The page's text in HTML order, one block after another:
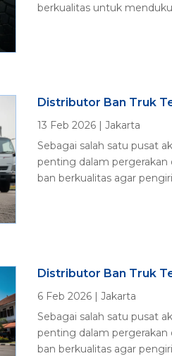
berkualitas untuk
Distributor Ban Truk
13 Feb 2026| Jakarta
Sebagai salah satu pusat
penting dalam pergerakan
ban berkualitas agar
Distributor Ban Truk
6 Feb 2026| Jakarta
Sebagai salah satu pusat
penting dalam pergerakan
ban berkualitas agar